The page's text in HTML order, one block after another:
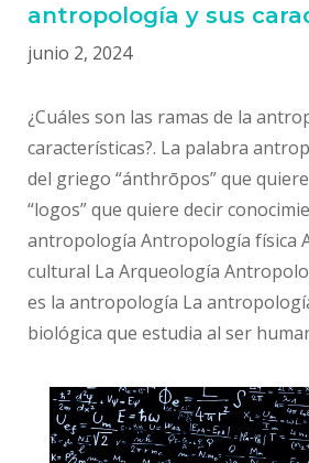
antropología y sus
junio 2, 2024
¿Cuáles son las ramas de la
características?. La palabra
del griego “ánthrōpos” que
“logos” que quiere decir
antropología Antropología física
cultural La Arqueología
es la antropología La
biológica que estudia al ser